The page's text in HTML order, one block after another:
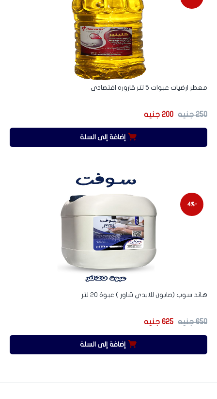
معطر ارضيات عبوات 5 لتر قاروره اقتصادى
250 جنيه 200 جنيه
إضافة إلى السلة
-4%
هاند سوب (صابون للايدي شاور ) عبوة 20 لتر
650 جنيه 625 جنيه
إضافة إلى السلة